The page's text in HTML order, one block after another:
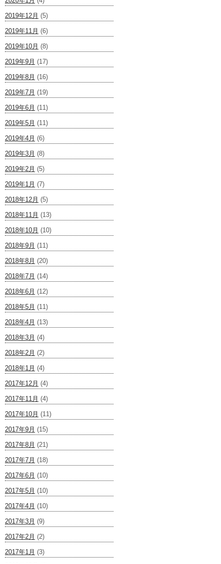
2019年12月 (5)
2019年11月 (6)
2019年10月 (8)
2019年9月 (17)
2019年8月 (16)
2019年7月 (19)
2019年6月 (11)
2019年5月 (11)
2019年4月 (6)
2019年3月 (8)
2019年2月 (5)
2019年1月 (7)
2018年12月 (5)
2018年11月 (13)
2018年10月 (10)
2018年9月 (11)
2018年8月 (20)
2018年7月 (14)
2018年6月 (12)
2018年5月 (11)
2018年4月 (13)
2018年3月 (4)
2018年2月 (2)
2018年1月 (4)
2017年12月 (4)
2017年11月 (4)
2017年10月 (11)
2017年9月 (15)
2017年8月 (21)
2017年7月 (18)
2017年6月 (10)
2017年5月 (10)
2017年4月 (10)
2017年3月 (9)
2017年2月 (2)
2017年1月 (3)